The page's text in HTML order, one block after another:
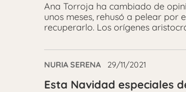
Ana Torroja ha cambiado de
unos meses, rehusó a pelear por
recuperarlo. Los orígenes
NURIA SERENA 29/11/2021
Esta Navidad especiales